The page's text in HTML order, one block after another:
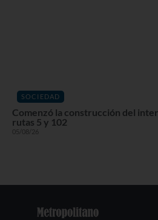
SOCIEDAD
Comenzó la construcción del
rutas 5 y 102
05/08/26